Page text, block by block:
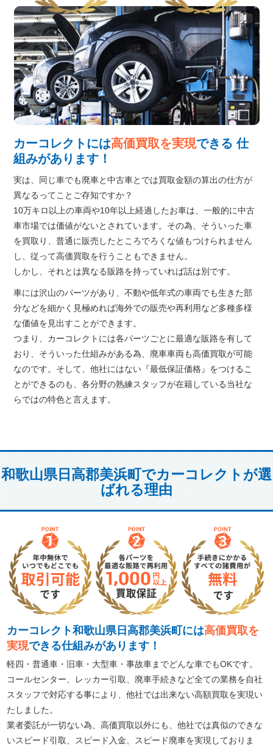
カーコレクトには高価買取を実現できる 仕
組みがあります！
実は、同じ車でも廃車と中古車とでは買取金額の算出の仕方が
異なるってことご存知ですか？
10万キロ以上の車両や10年以上経過したお車は、一般的に中古
車市場では価値がないとされています。その為、そういった車
を買取り、普通に販売したところでろくな値もつけられません
し、従って高価買取を行うこともできません。
しかし、それとは異なる販路を持っていれば話は別です。
車には沢山のパーツがあり、不動や低年式の車両でも生きた部
分などを細かく見極めれば海外での販売や再利用など多種多様
な価値を見出すことができます。
つまり、カーコレクトには各パーツごとに最適な販路を有して
おり、そういった仕組みがある為、廃車車両も高価買取が可能
なのです。そして、他社にはない『最低保証価格』をつけるこ
とができるのも、各分野の熟練スタッフが在籍している当社な
らではの特色と言えます。
和歌山県日高郡美浜町でカーコレクトが選
ばれる理由
カーコレクト和歌山県日高郡美浜町には高価買取を
実現できる仕組みがあります！
軽四・普通車・旧車・大型車・事故車までどんな車でもOKです。
コールセンター、レッカー引取、廃車手続きなど全ての業務を自社
スタッフで対応する事により、他社では出来ない高額買取を実現い
たしました。
業者委託が一切ない為、高価買取以外にも、他社では真似のできな
いスピード引取、スピード入金、スピード廃車を実現しておりま